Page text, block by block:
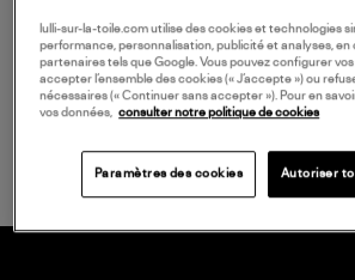
LIVRAISON GRATUITE
lulli-sur-la-toile.com utilise des cookies et technologies
performance, personnalisation, publicité et analyses, en
partenaires tels que Google. Vous pouvez configurer
accepter l’ensemble des cookies (« J’accepte ») ou
nécessaires (« Continuer sans accepter »). Pour en
vos données, consulter notre politique de cookies
Paramètres des cookies Autoriser